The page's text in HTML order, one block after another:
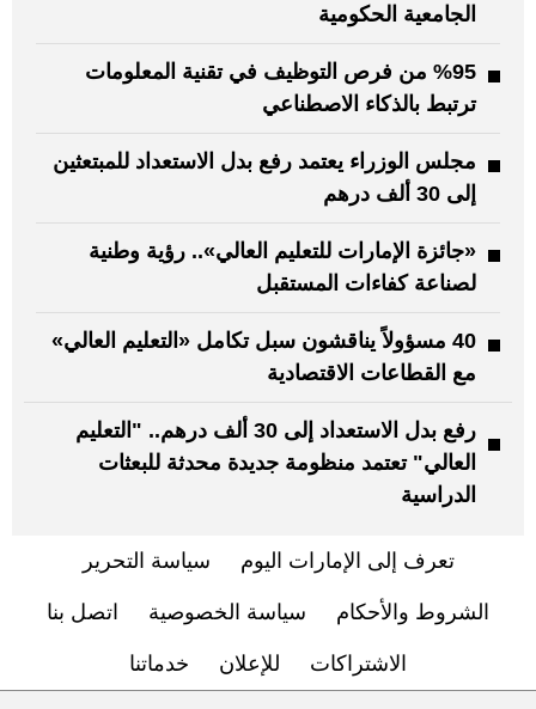
الجامعية الحكومية
%95 من فرص التوظيف في تقنية المعلومات
ترتبط بالذكاء الاصطناعي
مجلس الوزراء يعتمد رفع بدل الاستعداد للمبتعثين
إلى 30 ألف درهم
«جائزة الإمارات للتعليم العالي».. رؤية وطنية
لصناعة كفاءات المستقبل
40 مسؤولاً يناقشون سبل تكامل «التعليم العالي»
مع القطاعات الاقتصادية
رفع بدل الاستعداد إلى 30 ألف درهم.. "التعليم
العالي" تعتمد منظومة جديدة محدثة للبعثات
الدراسية
تعرف إلى الإمارات اليوم سياسة التحرير
الشروط والأحكام سياسة الخصوصية اتصل بنا
الاشتراكات للإعلان خدماتنا